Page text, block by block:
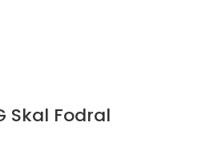
Skal Fodral